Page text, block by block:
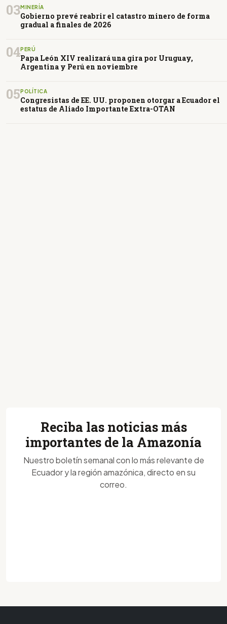
03MINERÍA
Gobierno prevé reabrir el catastro minero de forma
gradual a finales de 2026
04PERÚ
Papa León XIV realizará una gira por Uruguay,
Argentina y Perú en noviembre
05POLÍTICA
Congresistas de EE. UU. proponen otorgar a Ecuador el
estatus de Aliado Importante Extra-OTAN
Reciba las noticias más
importantes de la Amazonía
Nuestro boletín semanal con lo más relevante de
Ecuador y la región amazónica, directo en su
correo.